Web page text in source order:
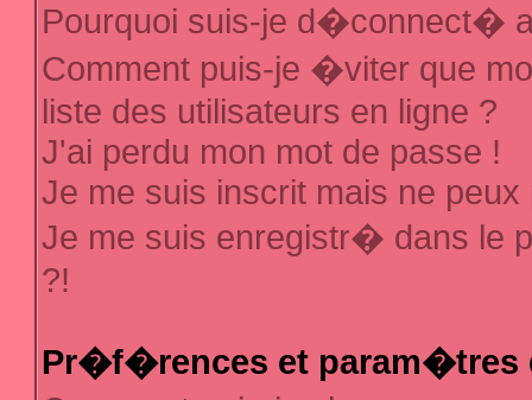
Pourquoi suis-je d�connect�
Comment puis-je �viter que
liste des utilisateurs en ligne ?
J'ai perdu mon mot de passe !
Je me suis inscrit mais ne
Je me suis enregistr� dans le
?!
Pr�f�rences et param�tres